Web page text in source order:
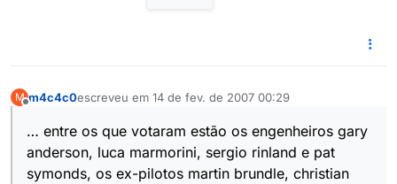
M m4c4c0escreveu em 14 de fev. de 2007 00:29
última edição por
… entre os que votaram estão os engenheiros gary
anderson, luca marmorini, sergio rinland e pat
symonds, os ex-pilotos martin brundle, christian